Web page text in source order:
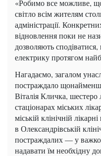
«Робимо все можливе,
світло всім жителям
адміністрації.
відновлення поки не
дозволяють
електрику протягом
Нагадаємо, загалом
постраждало
Віталія Кличка,
стаціонарах міських
міській клінічній
в Олександрівській
постраждалих — у
надавати їм необхідну